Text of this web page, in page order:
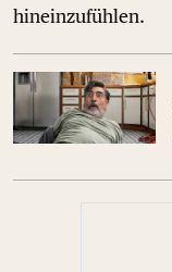
hineinzufühlen.